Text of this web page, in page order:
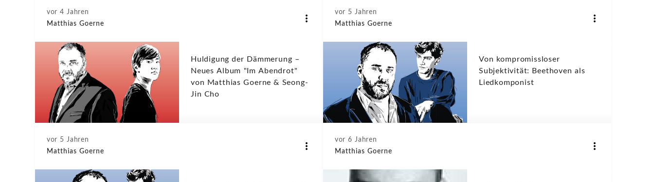
vor 4 Jahren
Matthias Goerne
vor 5 Jahren
Matthias Goerne
Huldigung der Dämmerung –
Neues Album "Im Abendrot"
von Matthias Goerne & Seong-
Jin Cho
vor 5 Jahren
Matthias Goerne
Von kompromissloser
Subjektivität: Beethoven als
Liedkomponist
vor 6 Jahren
Matthias Goerne